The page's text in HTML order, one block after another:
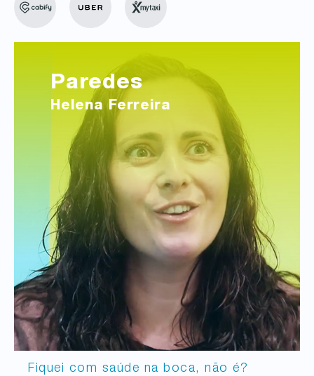
Paredes
Helena Ferreira
Fiquei com saúde na boca, não é?